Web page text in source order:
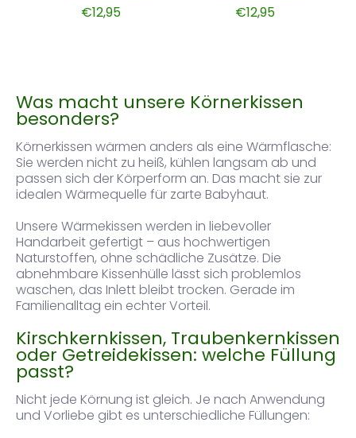
€12,95 €12,95
Was macht unsere Körnerkissen
besonders?
Körnerkissen wärmen anders als eine Wärmflasche:
Sie werden nicht zu heiß, kühlen langsam ab und
passen sich der Körperform an. Das macht sie zur
idealen Wärmequelle für zarte Babyhaut.
Unsere Wärmekissen werden in liebevoller
Handarbeit gefertigt – aus hochwertigen
Naturstoffen, ohne schädliche Zusätze. Die
abnehmbare Kissenhülle lässt sich problemlos
waschen, das Inlett bleibt trocken. Gerade im
Familienalltag ein echter Vorteil.
Kirschkernkissen, Traubenkernkissen
oder Getreidekissen: welche Füllung
passt?
Nicht jede Körnung ist gleich. Je nach Anwendung
und Vorliebe gibt es unterschiedliche Füllungen: